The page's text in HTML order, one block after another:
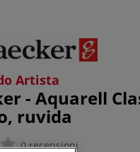
Artista
- Aquarell
ruvida
0 recensioni